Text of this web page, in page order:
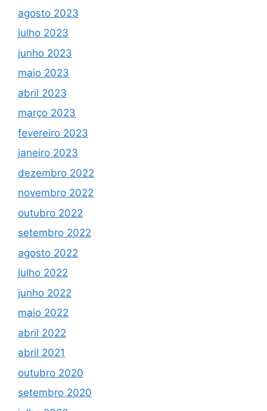
agosto 2023
julho 2023
junho 2023
maio 2023
abril 2023
março 2023
fevereiro 2023
janeiro 2023
dezembro 2022
novembro 2022
outubro 2022
setembro 2022
agosto 2022
julho 2022
junho 2022
maio 2022
abril 2022
abril 2021
outubro 2020
setembro 2020